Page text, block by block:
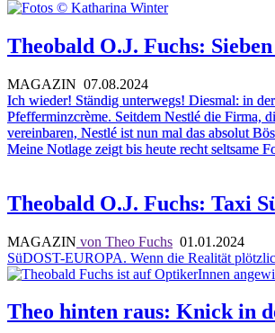
Theobald O.J. Fuchs:
MAGAZIN 07.08.2024
Ich wieder! Ständig unterwegs! Diesmal: in
Pfefferminzcrème. Seitdem Nestlé die Firma,
vereinbaren, Nestlé ist nun mal das absolut
Meine Notlage zeigt bis heute recht seltsame
Theobald O.J. Fuchs: Taxi
MAGAZIN von Theo Fuchs 01.01.2024
SüDOST-EUROPA. Wenn die Realität
Theo hinten raus: Knick in